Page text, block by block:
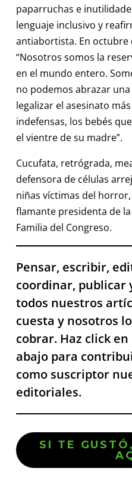
paparruchas e
lenguaje inclusivo y
antiabortista. En octubre
“Nosotros somos la
en el mundo entero.
no podemos abrazar
legalizar el asesinato
indefensas, los bebés
el vientre de su madre”.
Cucufata, retrógrada,
defensora de células
niñas víctimas del horror,
flamante presidenta de
Familia del Congreso.
Pensar, escribir,
coordinar, publicar
todos nuestros
cuesta y nosotros
cobrar. Haz click
abajo para
como suscriptor
editoriales.
SI TE